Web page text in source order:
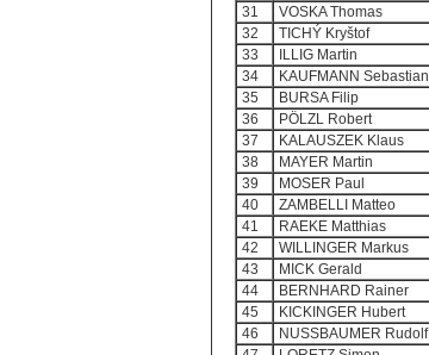
31
VOSKA Thomas
32
TICHÝ Kryštof
33
ILLIG Martin
34
KAUFMANN Sebastian
35
BURSA Filip
36
PÖLZL Robert
37
KALAUSZEK Klaus
38
MAYER Martin
39
MOSER Paul
40
ZAMBELLI Matteo
41
RAEKE Matthias
42
WILLINGER Markus
43
MICK Gerald
44
BERNHARD Rainer
45
KICKINGER Hubert
46
NUSSBAUMER Rudolf